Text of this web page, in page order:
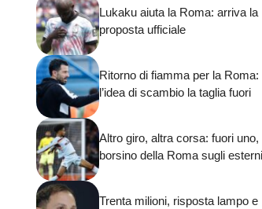
Lukaku aiuta la Roma: arriva la
proposta ufficiale
Ritorno di fiamma per la Roma:
l’idea di scambio la taglia fuori
Altro giro, altra corsa: fuori uno,
borsino della Roma sugli esterni
Trenta milioni, risposta lampo e